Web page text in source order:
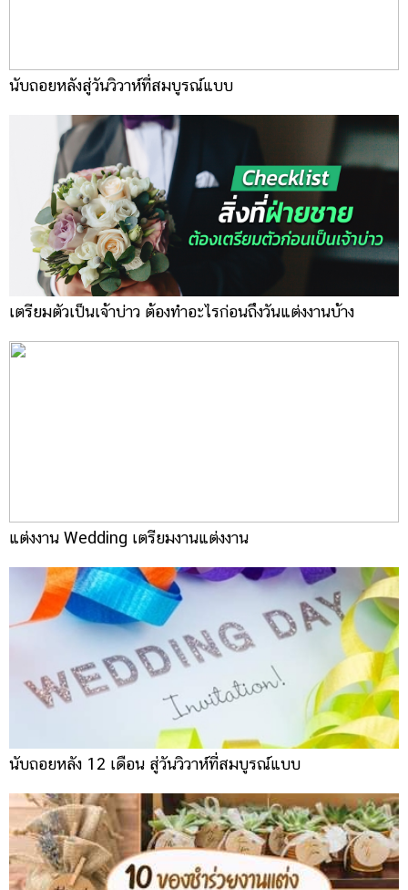
นับถอยหลังสู่วันวิวาห์ที่สมบูรณ์แบบ
เตรียมตัวเป็นเจ้าบ่าว ต้องทำอะไรก่อนถึงวันแต่งงานบ้าง
แต่งงาน Wedding เตรียมงานแต่งงาน
นับถอยหลัง 12 เดือน สู่วันวิวาห์ที่สมบูรณ์แบบ